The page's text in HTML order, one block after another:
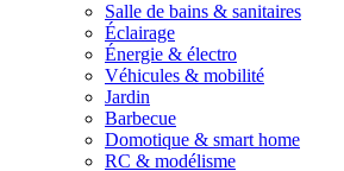
Salle de bains & sanitaires
Éclairage
Énergie & électro
Véhicules & mobilité
Jardin
Barbecue
Domotique & smart home
RC & modélisme